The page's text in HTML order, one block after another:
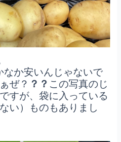
なか安いんじゃないで
ぜ？ ？？ この写真のじ
すが、袋に入っている
い）ものもありまし